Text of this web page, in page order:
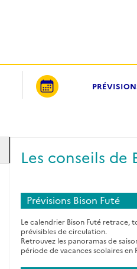
Les conseils de
Prévisions Bison Futé
Le calendrier Bison Futé retrace,
prévisibles de circulation.
Retrouvez les panoramas de
période de vacances scolaires en